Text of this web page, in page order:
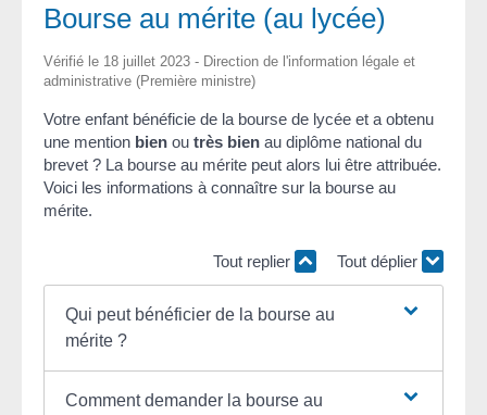
Bourse au mérite (au lycée)
Vérifié le 18 juillet 2023 - Direction de l'information légale et
administrative (Première ministre)
Votre enfant bénéficie de la bourse de lycée et a obtenu
une mention bien ou très bien au diplôme national du
brevet ? La bourse au mérite peut alors lui être attribuée.
Voici les informations à connaître sur la bourse au
mérite.
Tout replier Tout déplier
Qui peut bénéficier de la bourse au
mérite ?
Comment demander la bourse au